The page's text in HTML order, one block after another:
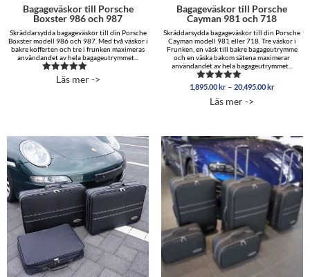
Bagageväskor till Porsche
Boxster 986 och 987
Skräddarsydda bagageväskor till din Porsche
Boxster modell 986 och 987. Med två väskor i
bakre kofferten och tre i frunken maximeras
användandet av hela bagageutrymmet...
Betygsatt
Läs mer ->
Bagageväskor till Porsche
Cayman 981 och 718
Skräddarsydda bagageväskor till din Porsche
Cayman modell 981 eller 718. Tre väskor i
Frunken, en väsk till bakre bagageutrymme
och en väska bakom sätena maximerar
användandet av hela bagageutrymmet...
Betygsatt
av 5
1,895.00kr – 20,495.00kr
Läs mer ->